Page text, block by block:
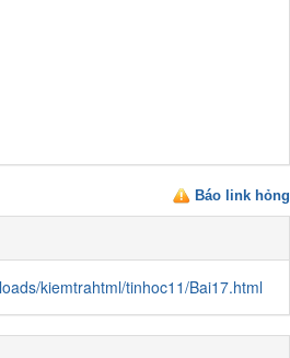
Báo link hỏng
kiemtrahtml/tinhoc11/Bai17.html